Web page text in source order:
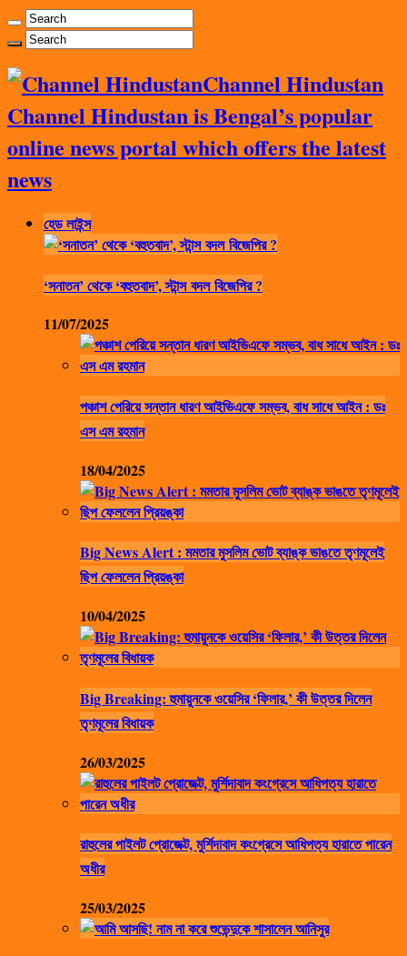
Channel Hindustan
Channel Hindustan is Bengal’s popular
online news portal which offers the latest
news
হেড লাইন্স
‘সনাতন’ থেকে ‘বহুতবাদ’, স্টান্স বদল বিজেপির ?
11/07/2025
পঞ্চাশ পেরিয়ে সন্তান ধারণ আইভিএফে সম্ভব, বাধ সাধে আইন : ডঃ
এস এম রহমান
18/04/2025
Big News Alert : মমতার মুসলিম ভোট ব্যাঙ্ক ভাঙতে তৃণমূলেই
ছিপ ফেললেন প্রিয়ঙ্কা
10/04/2025
Big Breaking: হুমায়ুনকে ওয়েসির ‘ফিলার,’ কী উত্তর দিলেন
তৃণমূলের বিধায়ক
26/03/2025
রাহুলের পাইলট প্রোজেক্ট, মুর্শিদাবাদ কংগ্রেসে আধিপত্য হারাতে পারেন
অধীর
25/03/2025